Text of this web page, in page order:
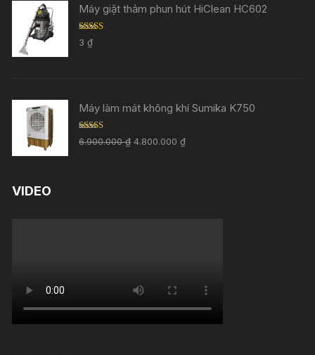
Máy giặt thảm phun hút HiClean HC602
Rated
out of 5
3₫
Máy làm mát không khí Sumika K750
Rated 5.00
out of 5
6.900.000₫ 4.800.000₫
VIDEO